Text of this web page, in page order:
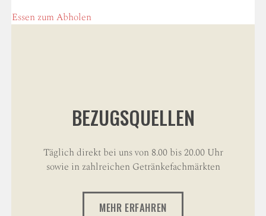
POST
Essen zum Abholen
BEZUGSQUELLEN
Täglich direkt bei uns von 8.00 bis 20.00 Uhr
sowie in zahlreichen Getränkefachmärkten
MEHR ERFAHREN